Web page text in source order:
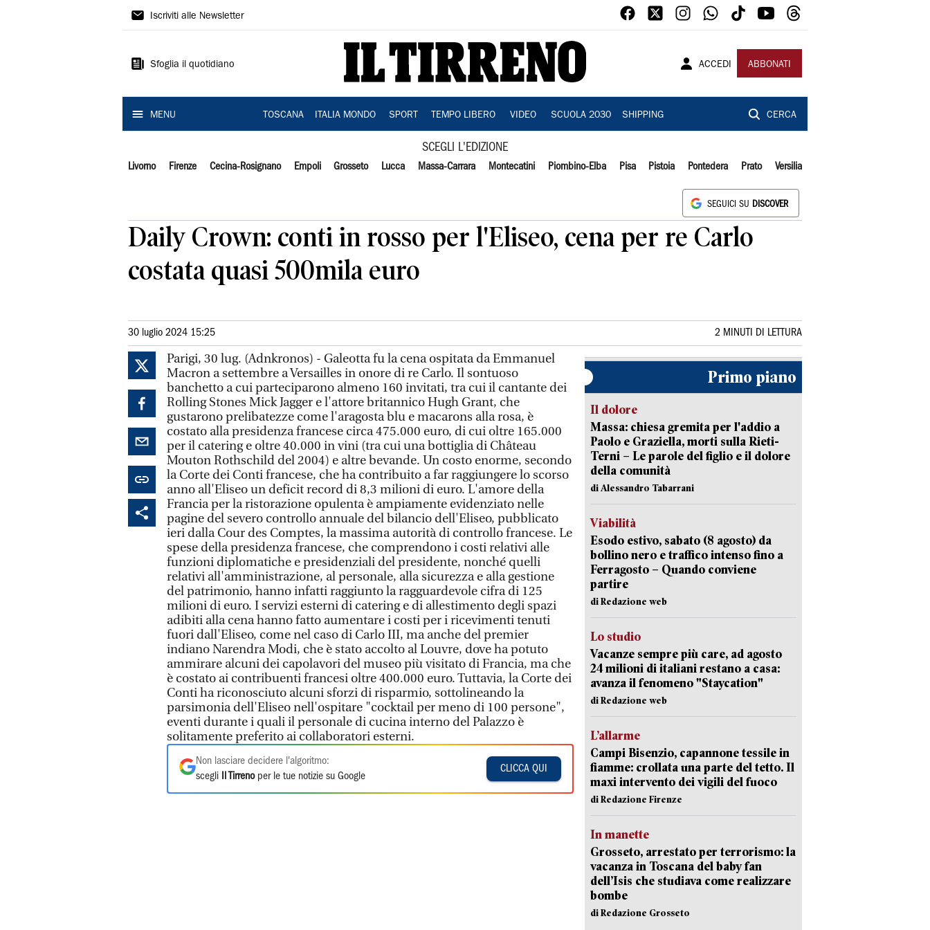
Il
Iscriviti alle Newsletter
Sfoglia il quotidiano ACCEDI ABBONATI
MENU TOSCANA ITALIA MONDO SPORT TEMPO LIBERO VIDEO SCUOLA 2030 SHIPPING CERCA
SCEGLI L'EDIZIONE
Livorno Firenze Cecina-Rosignano Empoli Grosseto Lucca Massa-Carrara Montecatini Piombino-Elba Pisa Pistoia Pontedera Prato Versilia
SEGUICI SU DISCOVER
Daily Crown: conti in rosso per l'Eliseo, cena per re Carlo
costata quasi 500mila euro
30 luglio 2024 15:25 2 MINUTI DI LETTURA
Parigi, 30 lug. (Adnkronos) - Galeotta fu la cena ospitata da Emmanuel
Macron a settembre a Versailles in onore di re Carlo. Il sontuoso
banchetto a cui parteciparono almeno 160 invitati, tra cui il cantante dei
Rolling Stones Mick Jagger e l'attore britannico Hugh Grant, che
gustarono prelibatezze come l'aragosta blu e macarons alla rosa, è
costato alla presidenza francese circa 475.000 euro, di cui oltre 165.000
per il catering e oltre 40.000 in vini (tra cui una bottiglia di Château
Mouton Rothschild del 2004) e altre bevande. Un costo enorme, secondo
la Corte dei Conti francese, che ha contribuito a far raggiungere lo scorso
anno all'Eliseo un deficit record di 8,3 milioni di euro. L'amore della
Francia per la ristorazione opulenta è ampiamente evidenziato nelle
pagine del severo controllo annuale del bilancio dell'Eliseo, pubblicato
ieri dalla Cour des Comptes, la massima autorità di controllo francese. Le
spese della presidenza francese, che comprendono i costi relativi alle
funzioni diplomatiche e presidenziali del presidente, nonché quelli
relativi all'amministrazione, al personale, alla sicurezza e alla gestione
del patrimonio, hanno infatti raggiunto la ragguardevole cifra di 125
milioni di euro. I servizi esterni di catering e di allestimento degli spazi
adibiti alla cena hanno fatto aumentare i costi per i ricevimenti tenuti
fuori dall'Eliseo, come nel caso di Carlo III, ma anche del premier
indiano Narendra Modi, che è stato accolto al Louvre, dove ha potuto
ammirare alcuni dei capolavori del museo più visitato di Francia, ma che
è costato ai contribuenti francesi oltre 400.000 euro. Tuttavia, la Corte dei
Conti ha riconosciuto alcuni sforzi di risparmio, sottolineando la
parsimonia dell'Eliseo nell'ospitare "cocktail per meno di 100 persone",
eventi durante i quali il personale di cucina interno del Palazzo è
solitamente preferito ai collaboratori esterni.
Non lasciare decidere l'algoritmo:
scegli
Il Tirrenoper le tue notizie su Google
CLICCA QUI
Primo piano
Il dolore
Massa: chiesa gremita per l'addio a
Paolo e Graziella, morti sulla Rieti-
Terni – Le parole del figlio e il dolore
della comunità
di Alessandro Tabarrani
Viabilità
Esodo estivo, sabato (8 agosto) da
bollino nero e traffico intenso fino a
Ferragosto – Quando conviene
partire
di Redazione web
Lo studio
Vacanze sempre più care, ad agosto
24 milioni di italiani restano a casa:
avanza il fenomeno "Staycation"
di Redazione web
L’allarme
Campi Bisenzio, capannone tessile in
fiamme: crollata una parte del tetto. Il
maxi intervento dei vigili del fuoco
di Redazione Firenze
In manette
Grosseto, arrestato per terrorismo: la
vacanza in Toscana del baby fan
dell’Isis che studiava come realizzare
bombe
di Redazione Grosseto